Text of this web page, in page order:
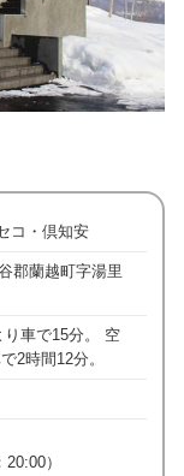
コ・倶知安
郡蘭越町字湯里
車で15分。 空
2時間12分。
）